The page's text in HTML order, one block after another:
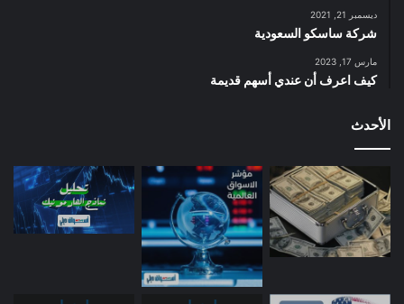
ديسمبر 21, 2021
شركة ساسكو السعودية
مارس 17, 2023
كيف اعرف أن عندي أسهم قديمة
الأحدث